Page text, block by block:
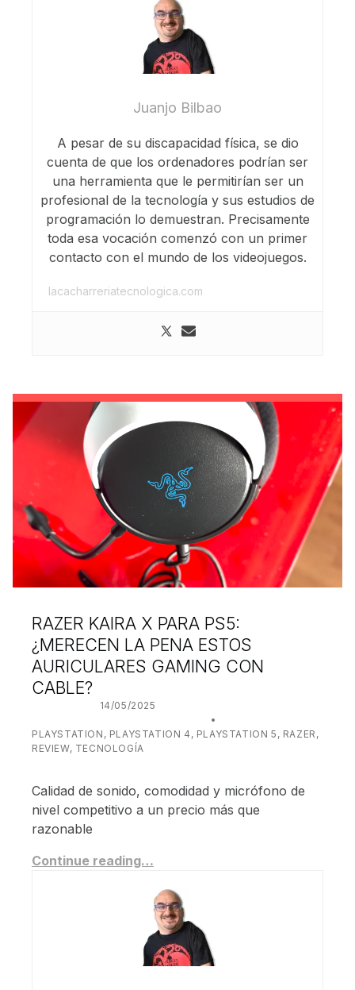
Juanjo Bilbao
A pesar de su discapacidad física, se dio
cuenta de que los ordenadores podrían ser
una herramienta que le permitirían ser un
profesional de la tecnología y sus estudios de
programación lo demuestran. Precisamente
toda esa vocación comenzó con un primer
contacto con el mundo de los videojuegos.
lacacharreriatecnologica.com
RAZER KAIRA X PARA PS5:
¿MERECEN LA PENA ESTOS
AURICULARES GAMING CON
CABLE?
14/05/2025
PLAYSTATION , PLAYSTATION 4 , PLAYSTATION 5 , RAZER ,
REVIEW, TECNOLOGÍA
Calidad de sonido, comodidad y micrófono de
nivel competitivo a un precio más que
razonable
Continue reading…